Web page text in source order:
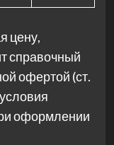
цену,
справочный
офертой (ст.
оформлении